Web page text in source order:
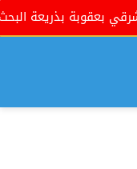
البحث عن